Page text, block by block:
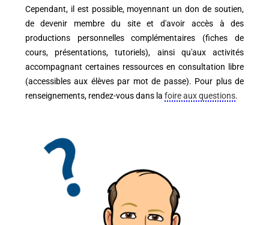
Cependant, il est possible, moyennant un don de soutien,
de devenir membre du site et d'avoir accès à des
productions personnelles complémentaires (fiches de
cours, présentations, tutoriels), ainsi qu'aux activités
accompagnant certaines ressources en consultation libre
(accessibles aux élèves par mot de passe). Pour plus de
renseignements, rendez-vous dans la foire aux questions.